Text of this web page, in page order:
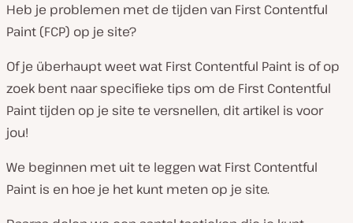
Heb je problemen met de tijden van First Contentful
Paint (FCP) op je site?
Of je überhaupt weet wat First Contentful Paint is of op
zoek bent naar specifieke tips om de First Contentful
Paint tijden op je site te versnellen, dit artikel is voor
jou!
We beginnen met uit te leggen wat First Contentful
Paint is en hoe je het kunt meten op je site.